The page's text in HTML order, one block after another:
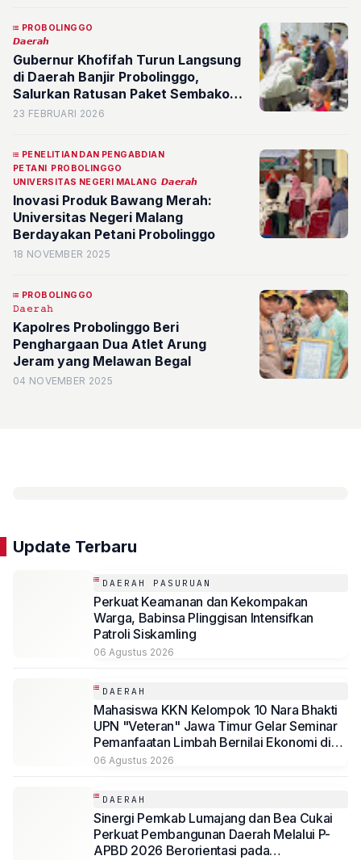
PROBOLINGGO
𝘿𝙖𝙚𝙧𝙖𝙝
Gubernur Khofifah Turun Langsung
di Daerah Banjir Probolinggo,
Salurkan Ratusan Paket Sembako
dan Logistik
23 FEBRUARI 2026
PENELITIAN DAN PENGABDIAN
PETANI PROBOLINGGO
UNIVERSITAS NEGERI MALANG 𝘿𝙖𝙚𝙧𝙖𝙝
Inovasi Produk Bawang Merah:
Universitas Negeri Malang
Berdayakan Petani Probolinggo
18 NOVEMBER 2025
PROBOLINGGO
𝙳𝚊𝚎𝚛𝚊𝚑
Kapolres Probolinggo Beri
Penghargaan Dua Atlet Arung
Jeram yang Melawan Begal
04 NOVEMBER 2025
Update Terbaru
DAERAH PASURUAN
Perkuat Keamanan dan Kekompakan
Warga, Babinsa Plinggisan Intensifkan
Patroli Siskamling
06 Agustus 2026
DAERAH
Mahasiswa KKN Kelompok 10 Nara Bhakti
UPN "Veteran" Jawa Timur Gelar Seminar
Pemanfaatan Limbah Bernilai Ekonomi di
Desa Mojoduwur
06 Agustus 2026
DAERAH
Sinergi Pemkab Lumajang dan Bea Cukai
Perkuat Pembangunan Daerah Melalui P-
APBD 2026 Berorientasi pada